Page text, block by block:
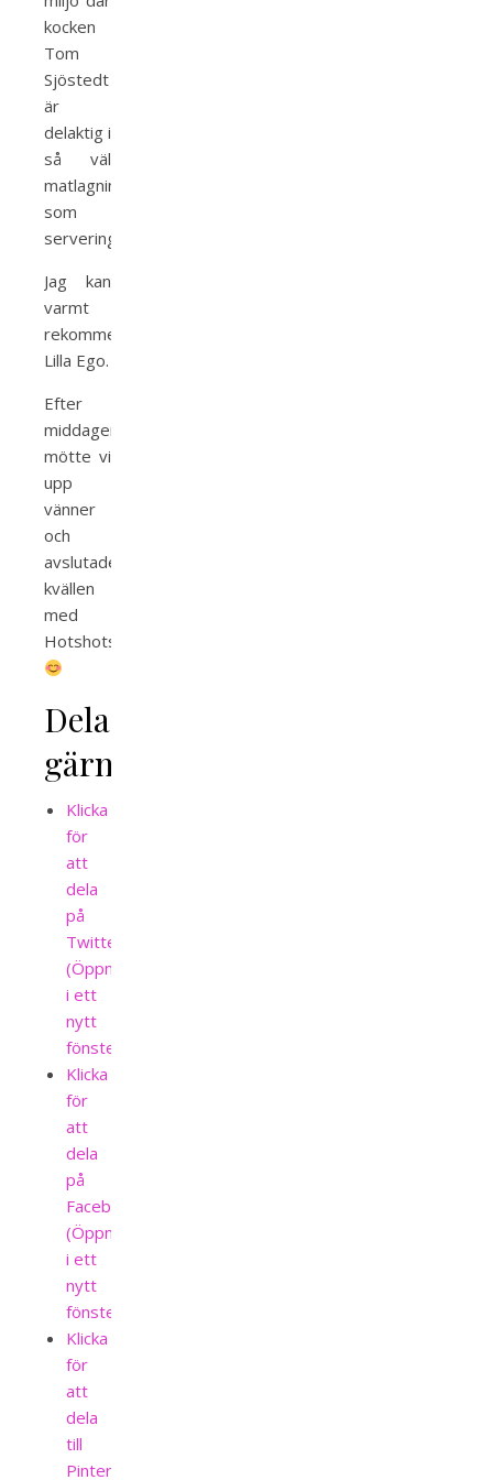
kocken
Tom
Sjöstedt
är
delaktig i
så väl
matlagning
som
servering.
Jag kan
varmt
rekommendera
Lilla Ego.
Efter
middagen
mötte vi
upp
vänner
och
avslutade
kvällen
med
Hotshots
Dela
gärna!
Klicka
för
att
dela
på
Twitter
(Öppnas
i ett
nytt
fönster)
Klicka
för
att
dela
på
Facebook
(Öppnas
i ett
nytt
fönster)
Klicka
för
att
dela
till
Pinterest